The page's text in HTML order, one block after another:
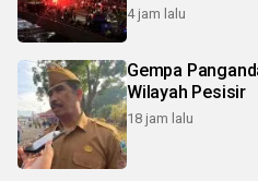
4 jam lalu
Gempa
Wilayah Pesisir
18 jam lalu